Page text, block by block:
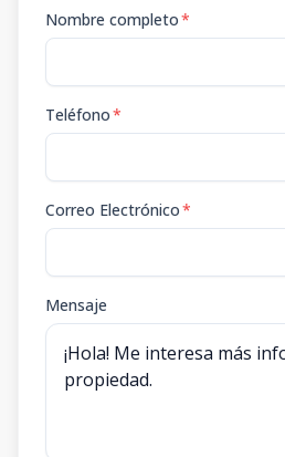
Nombre completo*
Teléfono*
Correo Electrónico*
Mensaje